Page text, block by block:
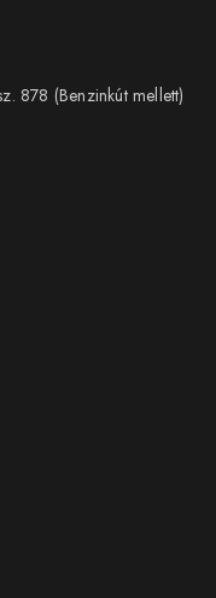
878 (Benzinkút mellett)